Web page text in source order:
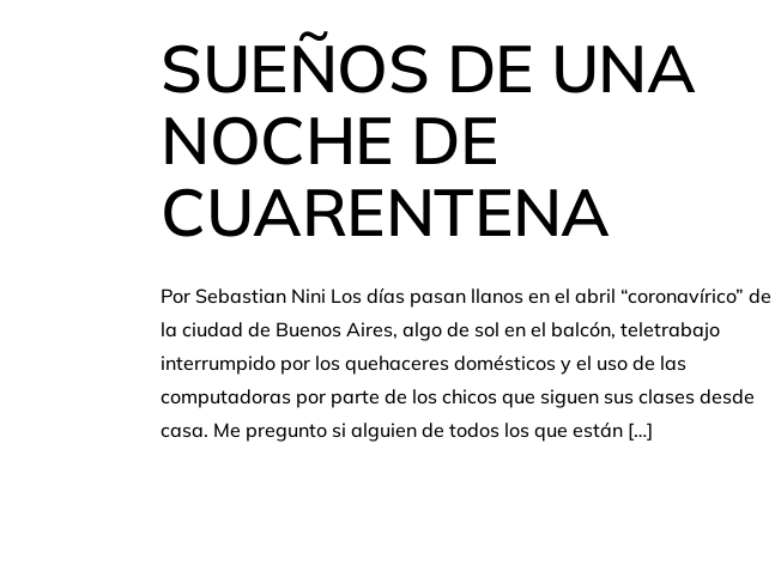
SUEÑOS DE UNA
NOCHE DE
CUARENTENA
Por Sebastian Nini Los días pasan llanos en el abril “coronavírico” de
la ciudad de Buenos Aires, algo de sol en el balcón, teletrabajo
interrumpido por los quehaceres domésticos y el uso de las
computadoras por parte de los chicos que siguen sus clases desde
casa. Me pregunto si alguien de todos los que están […]